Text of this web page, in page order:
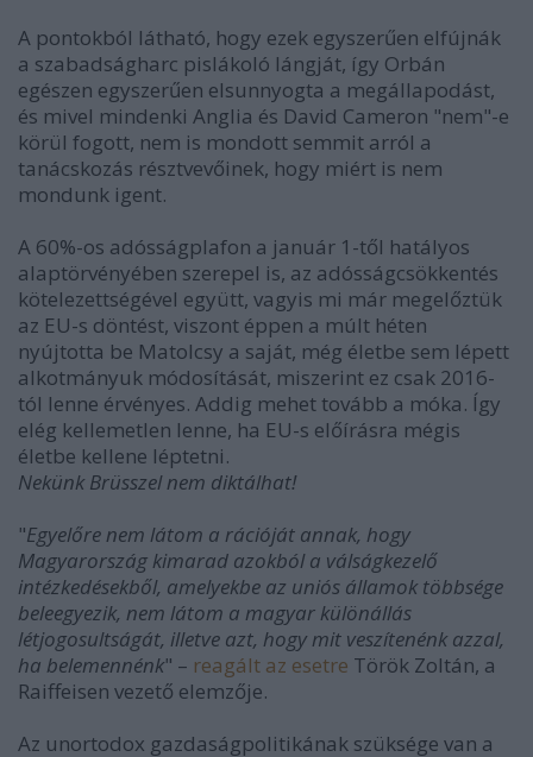
A pontokból látható, hogy ezek egyszerűen elfújnák
a szabadságharc pislákoló lángját, így Orbán
egészen egyszerűen elsunnyogta a megállapodást,
és mivel mindenki Anglia és David Cameron "nem"-e
körül fogott, nem is mondott semmit arról a
tanácskozás résztvevőinek, hogy miért is nem
mondunk igent.
A 60%-os adósságplafon a január 1-től hatályos
alaptörvényében szerepel is, az adósságcsökkentés
kötelezettségével együtt, vagyis mi már megelőztük
az EU-s döntést, viszont éppen a múlt héten
nyújtotta be Matolcsy a saját, még életbe sem lépett
alkotmányuk módosítását, miszerint ez csak 2016-
tól lenne érvényes. Addig mehet tovább a móka. Így
elég kellemetlen lenne, ha EU-s előírásra mégis
életbe kellene léptetni.
Nekünk Brüsszel nem diktálhat!
"Egyelőre nem látom a rációját annak, hogy
Magyarország kimarad azokból a válságkezelő
intézkedésekből, amelyekbe az uniós államok többsége
beleegyezik, nem látom a magyar különállás
létjogosultságát, illetve azt, hogy mit veszítenénk azzal,
ha belemennénk" – reagált az esetre Török Zoltán, a
Raiffeisen vezető elemzője.
Az unortodox gazdaságpolitikának szüksége van a